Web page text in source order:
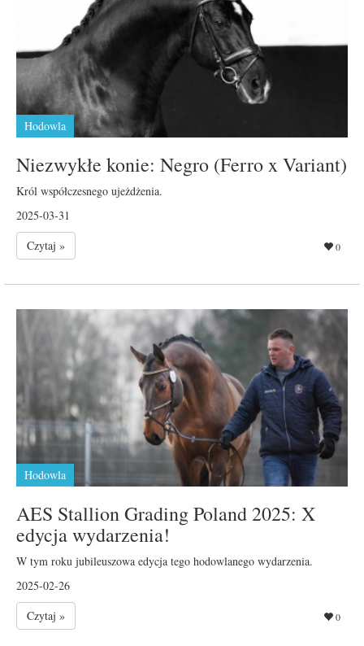
Hodowla
Niezwykłe konie: Negro (Ferro x Variant)
Król współczesnego ujeżdżenia.
2025-03-31
Czytaj »
0
Hodowla
AES Stallion Grading Poland 2025: X
edycja wydarzenia!
W tym roku jubileuszowa edycja tego hodowlanego wydarzenia.
2025-02-26
Czytaj »
0